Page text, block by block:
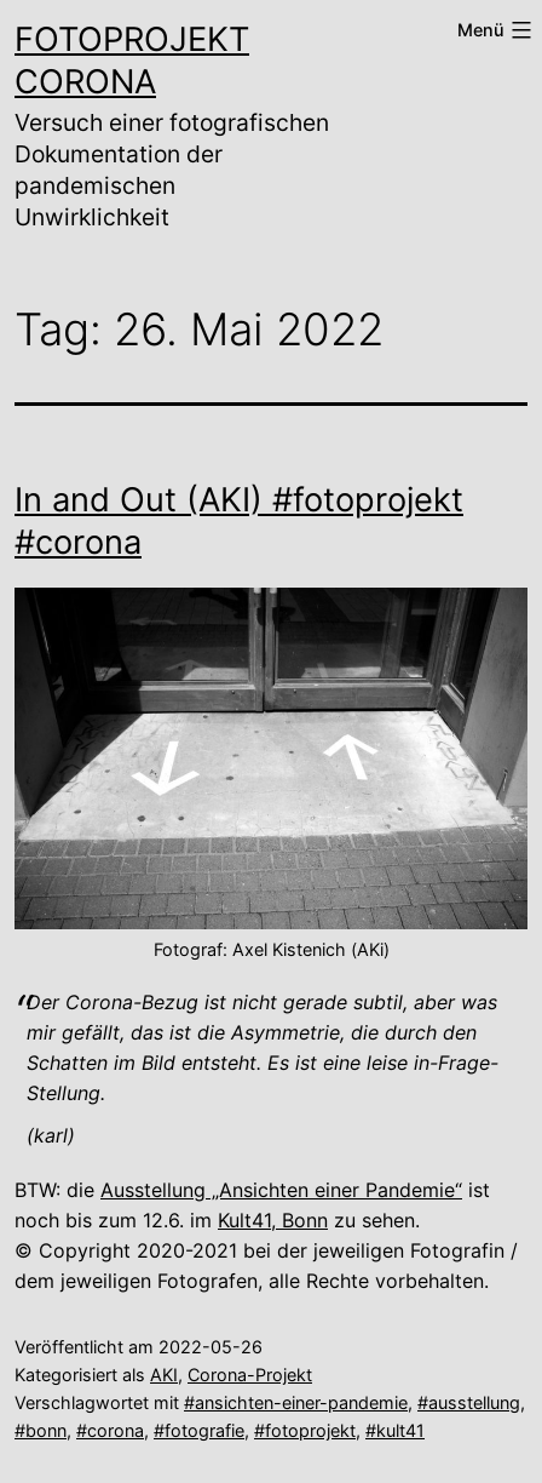
Inhalt
springen
FOTOPROJEKT
CORONA
Versuch einer fotografischen
Dokumentation der
pandemischen
Unwirklichkeit
Menü
Tag: 26. Mai 2022
In and Out (AKI) #fotoprojekt
#corona
Fotograf: Axel Kistenich (AKi)
Der Corona-Bezug ist nicht gerade subtil, aber was
mir gefällt, das ist die Asymmetrie, die durch den
Schatten im Bild entsteht. Es ist eine leise in-Frage-
Stellung.
(karl)
BTW: die Ausstellung „Ansichten einer Pandemie“ ist
noch bis zum 12.6. im Kult41, Bonn zu sehen.
© Copyright 2020-2021 bei der jeweiligen Fotografin /
dem jeweiligen Fotografen, alle Rechte vorbehalten.
Veröffentlicht am 2022-05-26
Kategorisiert als AKI, Corona-Projekt
Verschlagwortet mit #ansichten-einer-pandemie, #ausstellung,
#bonn, #corona, #fotografie, #fotoprojekt, #kult41